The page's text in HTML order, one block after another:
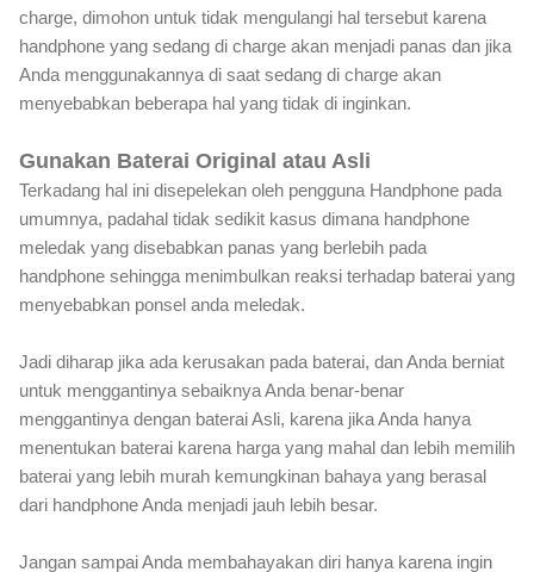
charge, dimohon untuk tidak mengulangi hal tersebut karena
handphone yang sedang di charge akan menjadi panas dan jika
Anda menggunakannya di saat sedang di charge akan
menyebabkan beberapa hal yang tidak di inginkan.
Gunakan Baterai Original atau Asli
Terkadang hal ini disepelekan oleh pengguna Handphone pada
umumnya, padahal tidak sedikit kasus dimana handphone
meledak yang disebabkan panas yang berlebih pada
handphone sehingga menimbulkan reaksi terhadap baterai yang
menyebabkan ponsel anda meledak.
Jadi diharap jika ada kerusakan pada baterai, dan Anda berniat
untuk menggantinya sebaiknya Anda benar-benar
menggantinya dengan baterai Asli, karena jika Anda hanya
menentukan baterai karena harga yang mahal dan lebih memilih
baterai yang lebih murah kemungkinan bahaya yang berasal
dari handphone Anda menjadi jauh lebih besar.
Jangan sampai Anda membahayakan diri hanya karena ingin